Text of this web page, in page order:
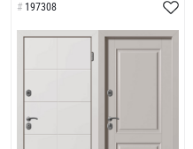
197308